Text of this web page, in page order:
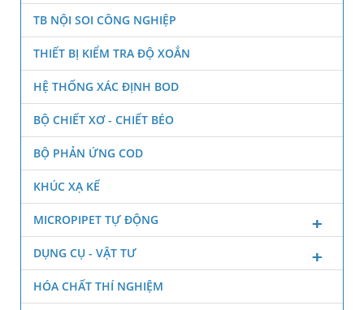
TB NỘI SOI CÔNG NGHIỆP
THIẾT BỊ KIỂM TRA ĐỘ XOẮN
HỆ THỐNG XÁC ĐỊNH BOD
BỘ CHIẾT XƠ - CHIẾT BÉO
BỘ PHẢN ỨNG COD
KHÚC XẠ KẾ
MICROPIPET TỰ ĐỘNG
DỤNG CỤ - VẬT TƯ
HÓA CHẤT THÍ NGHIỆM